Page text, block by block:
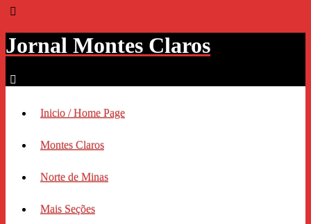
Jornal Montes Claros
Inicio / Home Page
Montes Claros
Norte de Minas
Mais Seções